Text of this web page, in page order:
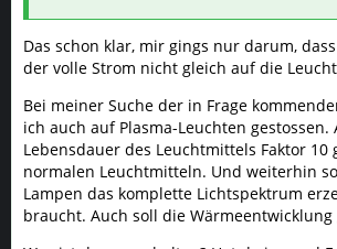
Das schon klar, mir gings nur darum,
der volle Strom nicht gleich auf die
Bei meiner Suche der in Frage
ich auch auf Plasma-Leuchten
Lebensdauer des Leuchtmittels Faktor 10
normalen Leuchtmitteln. Und weiterhin
Lampen das komplette Lichtspektrum
braucht. Auch soll die